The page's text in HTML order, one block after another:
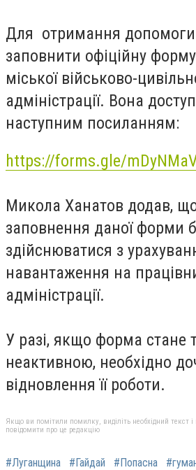
Для отримання допомоги
заповнити офіційну
міської військово-
адміністрації. Вона
наступним посиланням:
https://forms.gle/
Микола Ханатов додав,
заповнення даної форми
здійснюватися з
навантаження на
адміністрації.
У разі, якщо форма стане
неактивною, необхідно
відновлення її роботи.
Якщо ви помітили помилку, виділіть необхідний текст
повідомити про це редакцію
#Луганщина #Гайдай #Попасна